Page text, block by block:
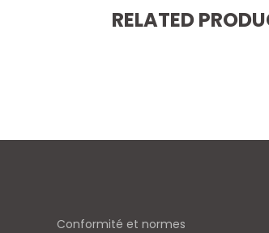
RELATED
Conformité et normes